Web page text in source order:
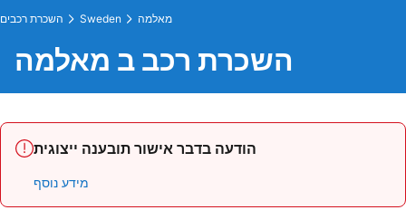
השכרת רכבים Sweden מאלמה
השכרת רכב ב מאלמה
הודעה בדבר אישור תובענה ייצוגית
מידע נוסף